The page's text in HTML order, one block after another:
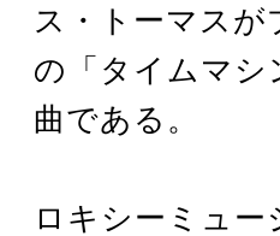
ス・トーマス
の「タイムマシ
曲である。
ロキシーミュ